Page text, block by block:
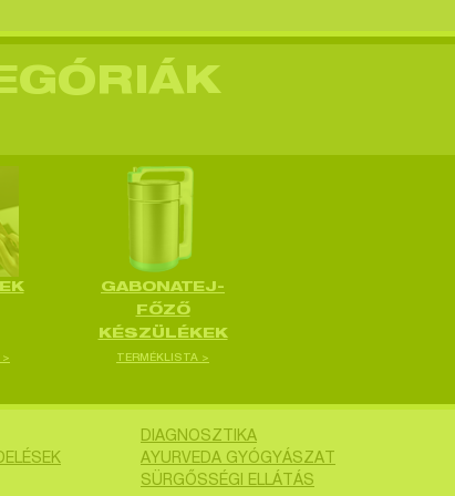
>
GABONATEJ-
FŐZŐ
KÉSZÜLÉKEK
TERMÉKLISTA >
DIAGNOSZTIKA
AYURVEDA GYÓGYÁSZAT
SÜRGŐSSÉGI ELLÁTÁS